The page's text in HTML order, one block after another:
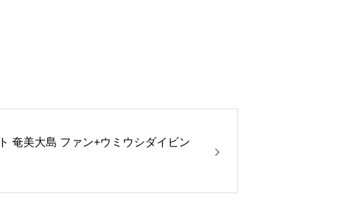
奄美大島 ファン+ウミウシダイビン